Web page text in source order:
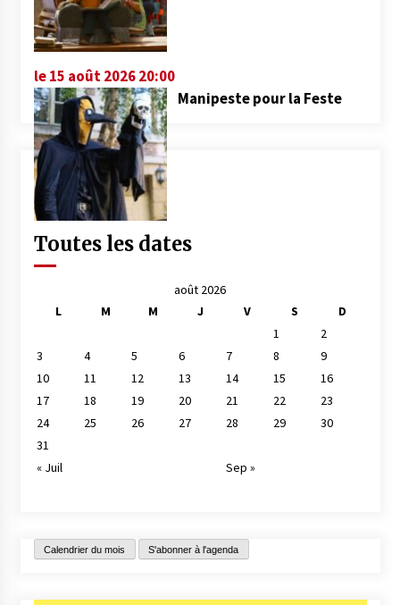
le 15 août 2026 20:00
Manipeste pour la Feste
Toutes les dates
août 2026
L
M M J V S
D
1
2
3
4 5 6 7 8
9
10
11 12 13 14 15
16
17
18 19 20 21 22
23
24
25 26 27 28 29
30
31
« Juil
Sep »
Calendrier du mois S'abonner à l'agenda